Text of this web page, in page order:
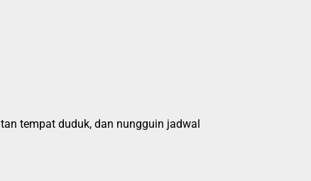
tempat duduk, dan nungguin jadwal